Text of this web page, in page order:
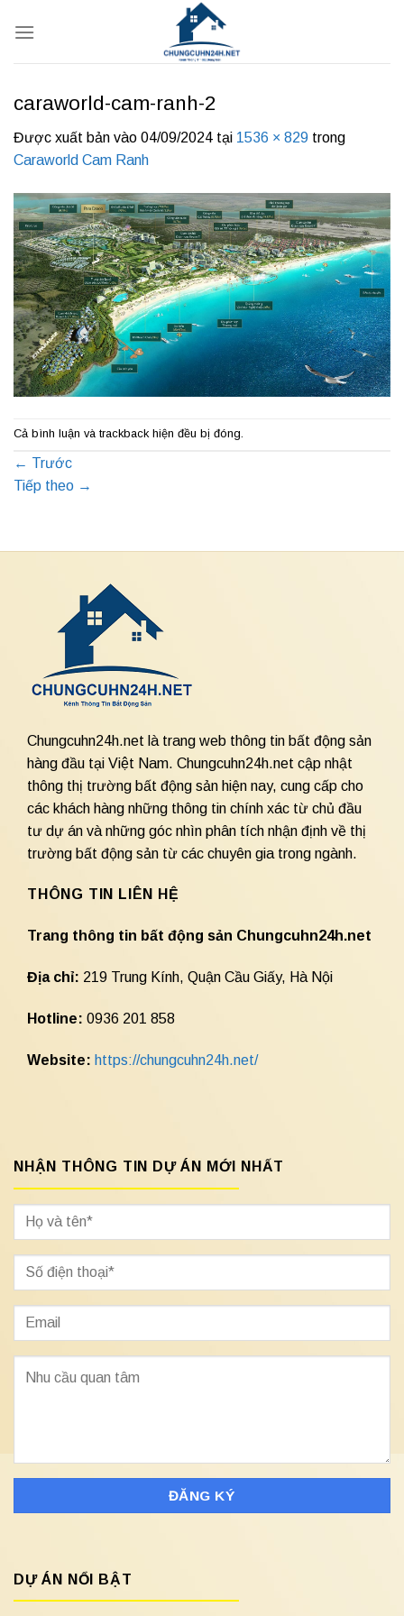
qua
caraworld-cam-ranh-2
Được xuất bản vào 04/09/2024 tại 1536 × 829 trong
Caraworld Cam Ranh
Cả bình luận và trackback hiện đều bị đóng.
← Trước
Tiếp theo →
Chungcuhn24h.net là trang web thông tin bất động sản
hàng đầu tại Việt Nam. Chungcuhn24h.net cập nhật
thông thị trường bất động sản hiện nay, cung cấp cho
các khách hàng những thông tin chính xác từ chủ đầu
tư dự án và những góc nhìn phân tích nhận định về thị
trường bất động sản từ các chuyên gia trong ngành.
THÔNG TIN LIÊN HỆ
Trang thông tin bất động sản Chungcuhn24h.net
Địa chỉ: 219 Trung Kính, Quận Cầu Giấy, Hà Nội
Hotline: 0936 201 858
Website: https://chungcuhn24h.net/
NHẬN THÔNG TIN DỰ ÁN MỚI NHẤT
DỰ ÁN NỔI BẬT